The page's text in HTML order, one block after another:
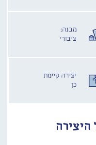
מבנה:
ציבורי
יצירה קיימת
כן
היצירה